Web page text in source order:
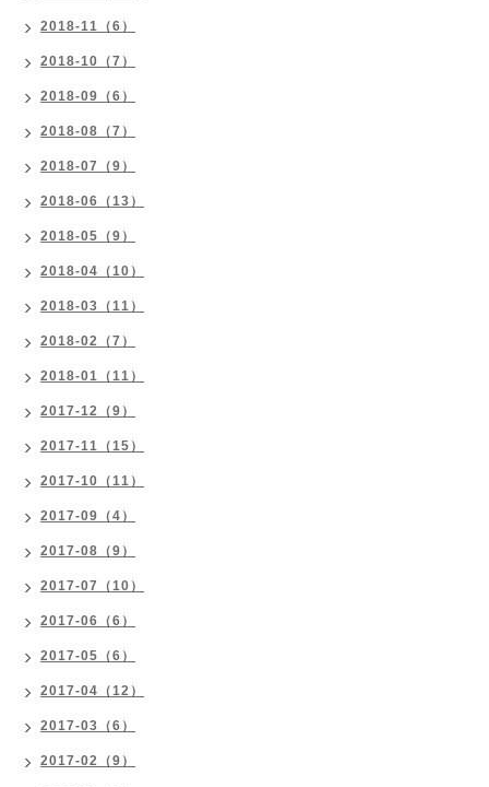
2018-11（6）
2018-10（7）
2018-09（6）
2018-08（7）
2018-07（9）
2018-06（13）
2018-05（9）
2018-04（10）
2018-03（11）
2018-02（7）
2018-01（11）
2017-12（9）
2017-11（15）
2017-10（11）
2017-09（4）
2017-08（9）
2017-07（10）
2017-06（6）
2017-05（6）
2017-04（12）
2017-03（6）
2017-02（9）